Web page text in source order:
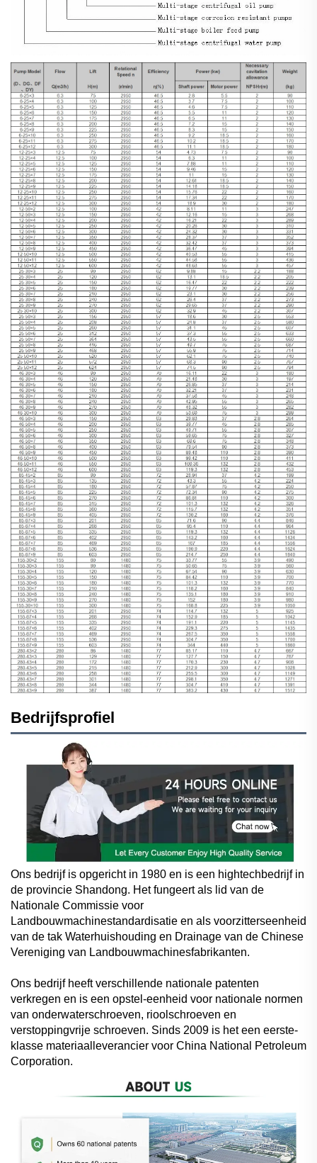
Bedrijfsprofiel
Ons bedrijf is opgericht in 1980 en is een hightechbedrijf in
de provincie Shandong. Het fungeert als lid van de
Nationale Commissie voor
Landbouwmachinestandardisatie en als voorzitterseenheid
van de tak Waterhuishouding en Drainage van de Chinese
Vereniging van Landbouwmachinesfabrikanten.
Ons bedrijf heeft verschillende nationale patenten
verkregen en is een opstel-eenheid voor nationale normen
van onderwaterschroeven, rioolschroeven en
verstoppingvrije schroeven. Sinds 2009 is het een eerste-
klasse materiaalleverancier voor China National Petroleum
Corporation.